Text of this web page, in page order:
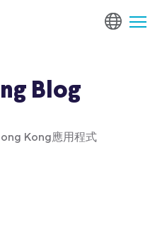
Blog
Kong應用程式